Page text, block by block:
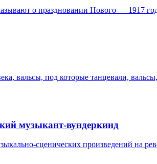
о праздновании Нового — 1917
вальсы, под которые танцевали,
музыкант-вундеркинд
сценических произведений на